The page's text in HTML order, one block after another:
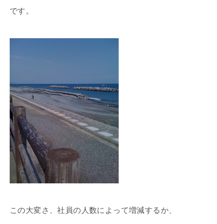
です。
この大変さ、社員の人数によって増減するか、